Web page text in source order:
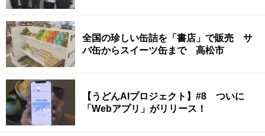
全国の珍しい缶詰を「書店」で販売 サ
バ缶からスイーツ缶まで 高松市
【うどんAIプロジェクト】#8 ついに
「Webアプリ」がリリース！